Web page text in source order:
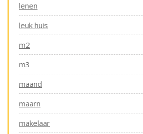
lenen
leuk huis
m2
m3
maand
maarn
makelaar